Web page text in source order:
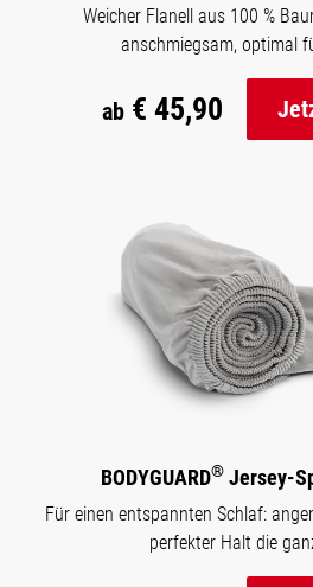
Weicher Flanell aus 100 %
anschmiegsam, optimal
ab € 45,90
BODYGUARD®Jersey-
Für einen entspannten Schlaf:
perfekter Halt die